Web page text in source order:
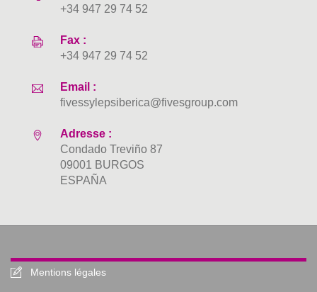
+34 947 29 74 52
Fax :
+34 947 29 74 52
Email :
fivessylepsiberica@fivesgroup.com
Adresse :
Condado Treviño 87
09001 BURGOS
ESPAÑA
Mentions légales